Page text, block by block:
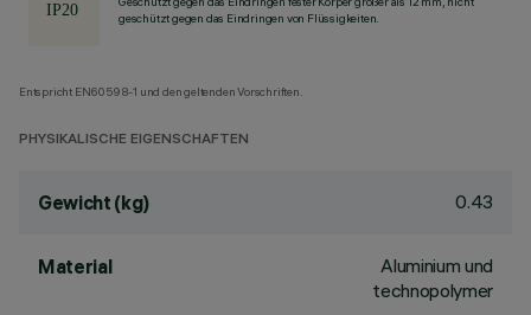
geschützt gegen das Eindringen von Flüssigkeiten.
Entspricht EN60598-1 und den geltenden Vorschriften.
PHYSIKALISCHE EIGENSCHAFTEN
Gewicht (kg) 0.43
Material
Aluminium und
technopolymer